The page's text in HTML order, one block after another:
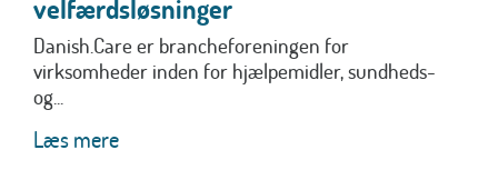
velfærdsløsninger
Danish.Care er brancheforeningen for
virksomheder inden for hjælpemidler, sundheds-
og...
Læs mere